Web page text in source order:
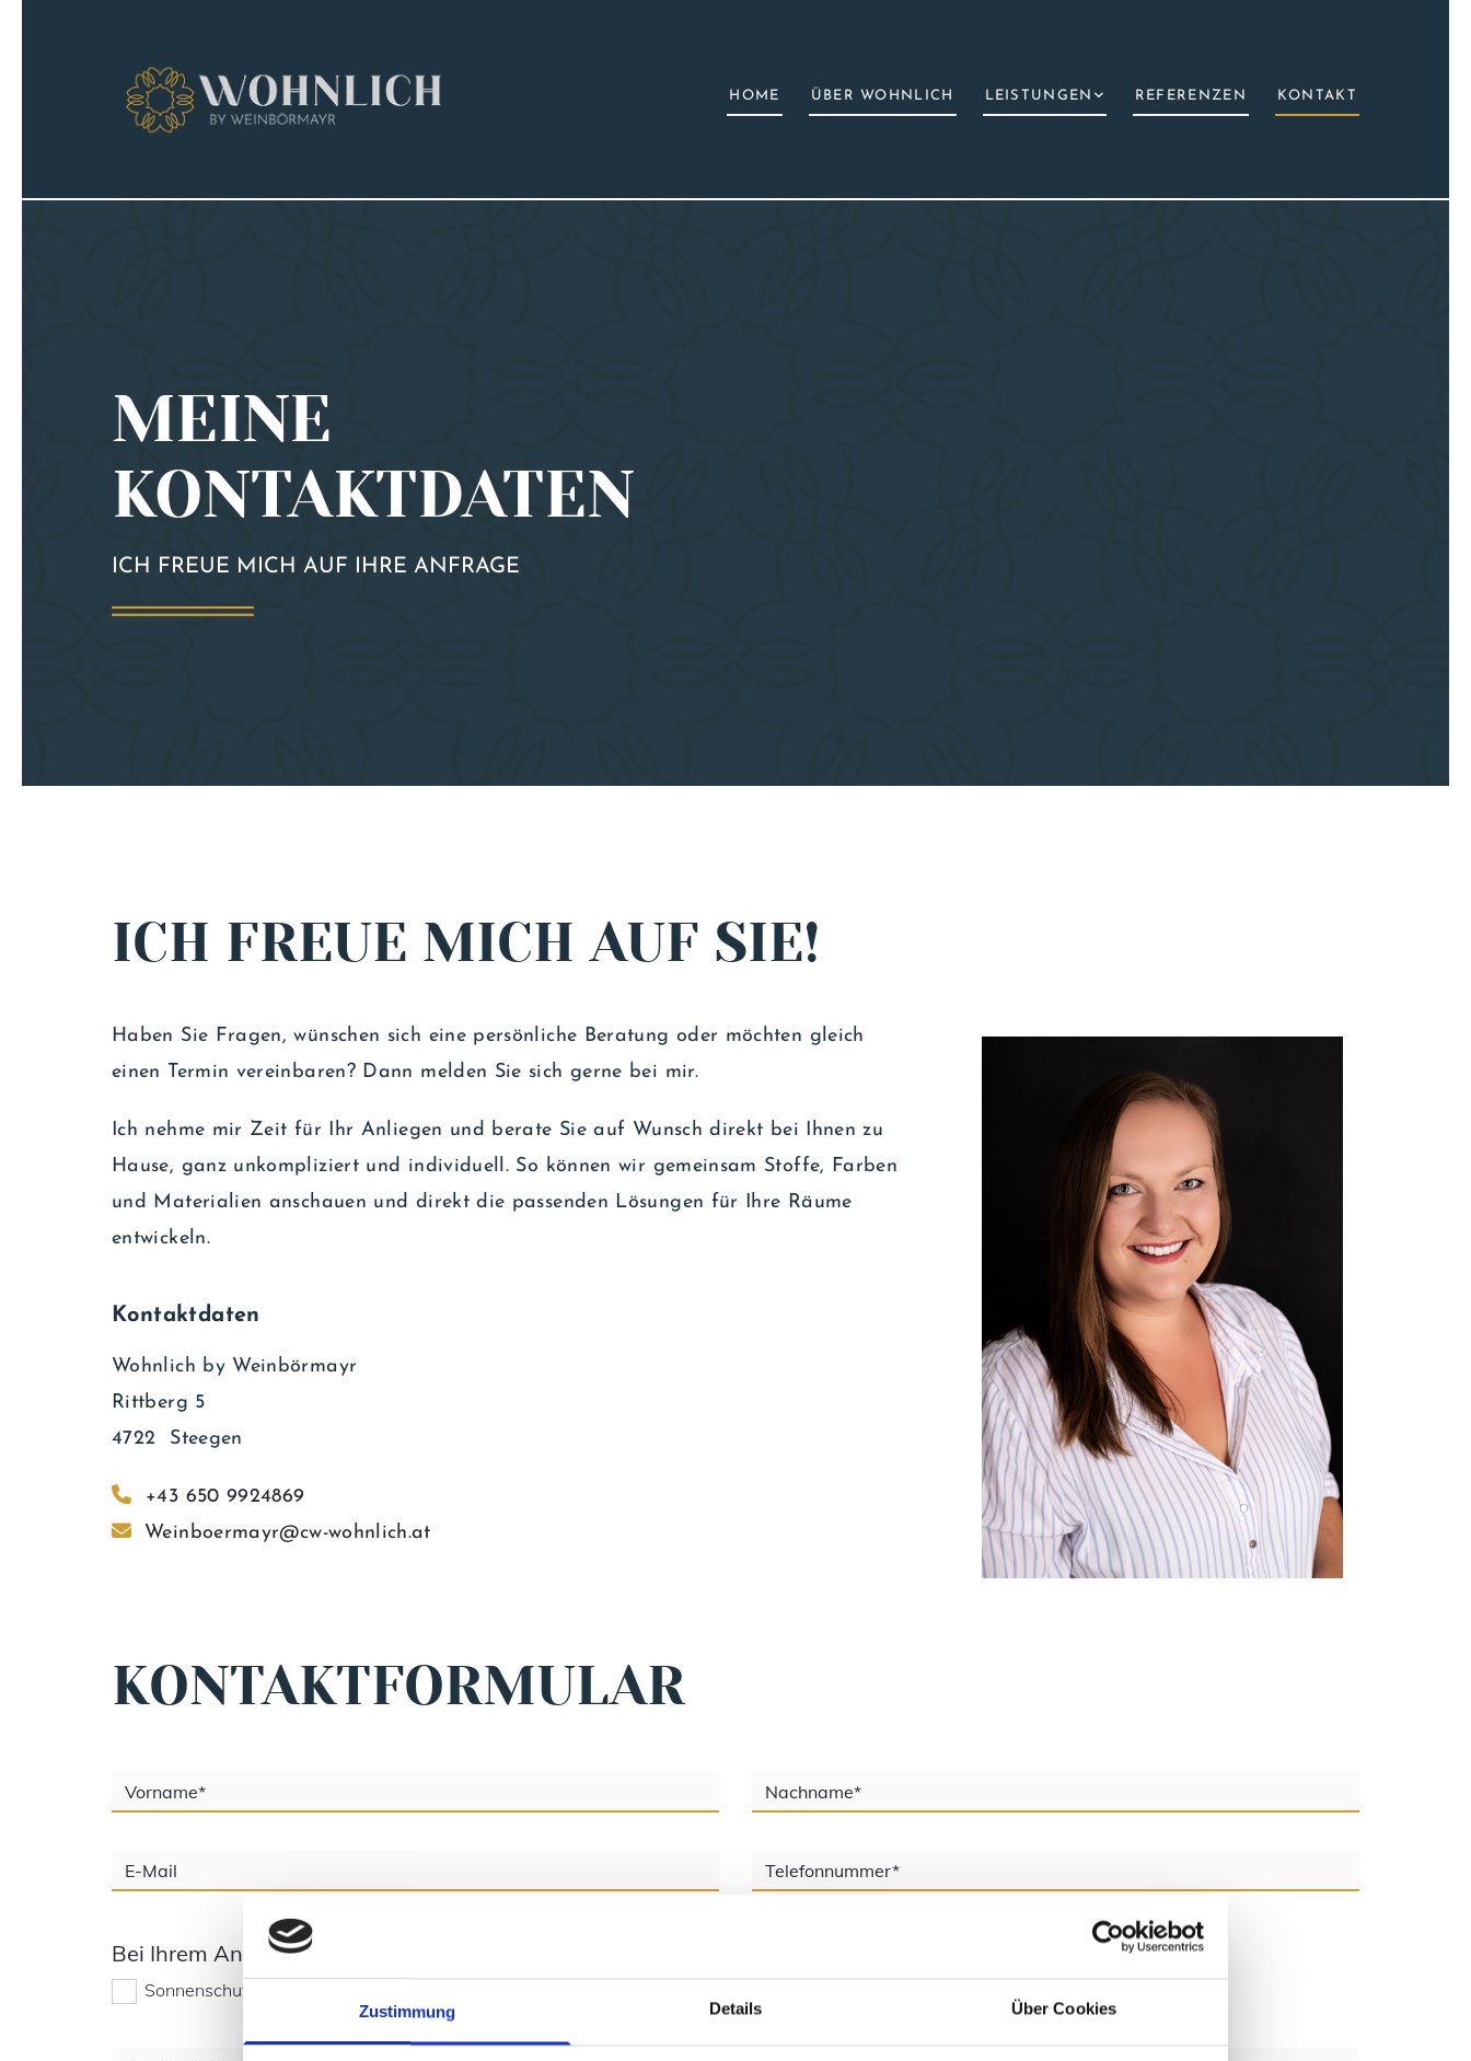
Zustimmung Details Über Cookies
HOME ÜBER WOHNLICH LEISTUNGEN REFERENZEN KONTAKT
MEINE
KONTAKTDATEN
ICH FREUE MICH AUF IHRE ANFRAGE
ICH FREUE MICH AUF SIE!
Haben Sie Fragen, wünschen sich eine persönliche Beratung oder möchten gleich
einen Termin vereinbaren? Dann melden Sie sich gerne bei mir.
Ich nehme mir Zeit für Ihr Anliegen und berate Sie auf Wunsch direkt bei Ihnen zu
Hause, ganz unkompliziert und individuell. So können wir gemeinsam Stoffe, Farben
und Materialien anschauen und direkt die passenden Lösungen für Ihre Räume
entwickeln.
Kontaktdaten
Wohnlich by Weinbörmayr
Rittberg 5
4722 Steegen
 +43 650 9924869
 Weinboermayr@cw-wohnlich.at
KONTAKTFORMULAR
Bei Ihrem Anliegen geht es um:*
Sonnenschutz